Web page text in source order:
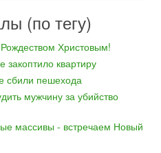
(по тегу)
Христовым!
закоптило квартиру
сбили пешехода
мужчину за убийство
массивы - встречаем Новый